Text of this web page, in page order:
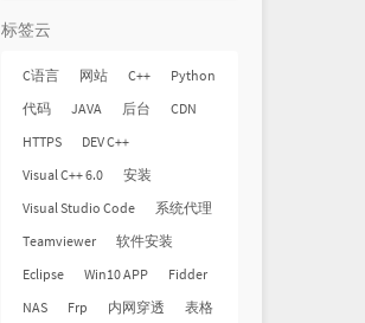
标签云
C语言 网站 C++
Python
代码
JAVA 后台
CDN
HTTPS
DEV C++
Visual C++ 6.0
安装
Visual Studio Code
系统代理
Teamviewer
软件安装
Eclipse
Win10 APP
Fidder
NAS
Frp 内网穿透 表格